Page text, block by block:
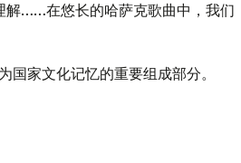
解……在悠长的哈萨克歌曲中，我们
家文化记忆的重要组成部分。